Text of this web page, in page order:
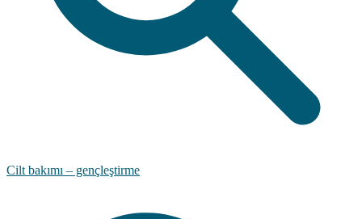
Cilt bakımı – gençleştirme